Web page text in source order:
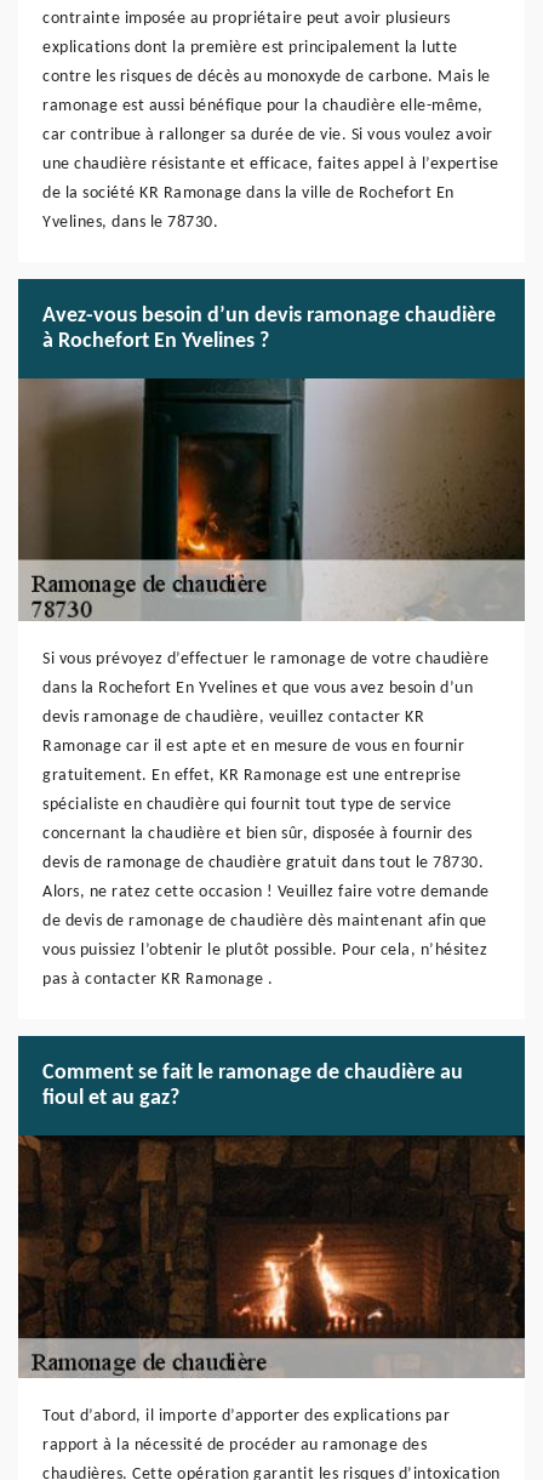
contrainte imposée au propriétaire peut avoir plusieurs
explications dont la première est principalement la lutte
contre les risques de décès au monoxyde de carbone. Mais le
ramonage est aussi bénéfique pour la chaudière elle-même,
car contribue à rallonger sa durée de vie. Si vous voulez avoir
une chaudière résistante et efficace, faites appel à l’expertise
de la société KR Ramonage dans la ville de Rochefort En
Yvelines, dans le 78730.
Avez-vous besoin d’un devis ramonage chaudière
à Rochefort En Yvelines ?
Si vous prévoyez d’effectuer le ramonage de votre chaudière
dans la Rochefort En Yvelines et que vous avez besoin d’un
devis ramonage de chaudière, veuillez contacter KR
Ramonage car il est apte et en mesure de vous en fournir
gratuitement. En effet, KR Ramonage est une entreprise
spécialiste en chaudière qui fournit tout type de service
concernant la chaudière et bien sûr, disposée à fournir des
devis de ramonage de chaudière gratuit dans tout le 78730.
Alors, ne ratez cette occasion ! Veuillez faire votre demande
de devis de ramonage de chaudière dès maintenant afin que
vous puissiez l’obtenir le plutôt possible. Pour cela, n’hésitez
pas à contacter KR Ramonage .
Comment se fait le ramonage de chaudière au
fioul et au gaz?
Tout d’abord, il importe d’apporter des explications par
rapport à la nécessité de procéder au ramonage des
chaudières. Cette opération garantit les risques d’intoxication